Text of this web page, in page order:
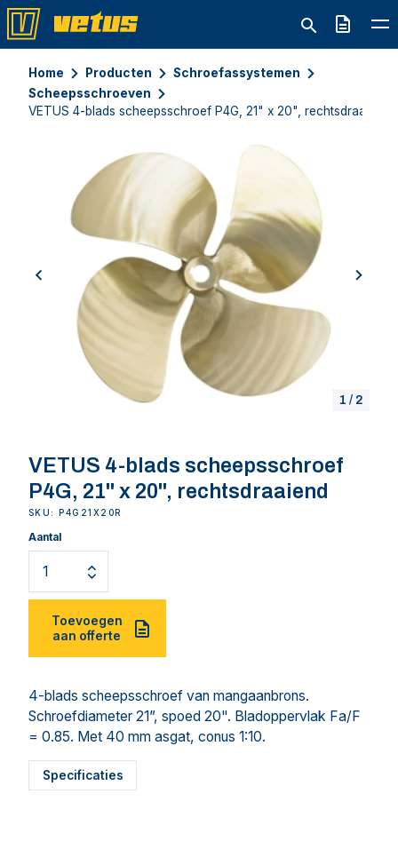
Offerte
Home Producten
Schroefassystemen
Scheepsschroeven
VETUS 4-blads scheepsschroef P4G, 21" x 20", rechtsdraaiend
previous next
1 / 2
VETUS 4-blads scheepsschroef
P4G, 21" x 20", rechtsdraaiend
SKU: P4G21X20R
Aantal
Toevoegen
aan offerte
4-blads scheepsschroef van mangaanbrons.
Schroefdiameter 21”, spoed 20". Bladoppervlak Fa/F
= 0.85. Met 40 mm asgat, conus 1:10.
Specificaties